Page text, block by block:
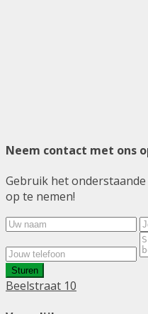
Neem contact met ons
Gebruik het
op te nemen!
Sturen
Beelstraat 10